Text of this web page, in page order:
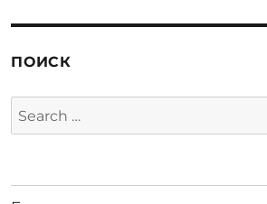
ПОИСК
Search
for: